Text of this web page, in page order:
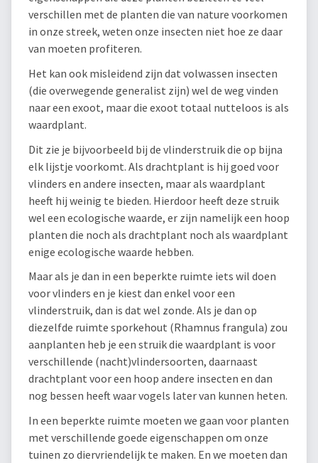
verschillen met de planten die van nature voorkomen
in onze streek, weten onze insecten niet hoe ze daar
van moeten profiteren.
Het kan ook misleidend zijn dat volwassen insecten
(die overwegende generalist zijn) wel de weg vinden
naar een exoot, maar die exoot totaal nutteloos is als
waardplant.
Dit zie je bijvoorbeeld bij de vlinderstruik die op bijna
elk lijstje voorkomt. Als drachtplant is hij goed voor
vlinders en andere insecten, maar als waardplant
heeft hij weinig te bieden. Hierdoor heeft deze struik
wel een ecologische waarde, er zijn namelijk een hoop
planten die noch als drachtplant noch als waardplant
enige ecologische waarde hebben.
Maar als je dan in een beperkte ruimte iets wil doen
voor vlinders en je kiest dan enkel voor een
vlinderstruik, dan is dat wel zonde. Als je dan op
diezelfde ruimte sporkehout (Rhamnus frangula) zou
aanplanten heb je een struik die waardplant is voor
verschillende (nacht)vlindersoorten, daarnaast
drachtplant voor een hoop andere insecten en dan
nog bessen heeft waar vogels later van kunnen heten.
In een beperkte ruimte moeten we gaan voor planten
met verschillende goede eigenschappen om onze
tuinen zo diervriendelijk te maken. En we moeten dan